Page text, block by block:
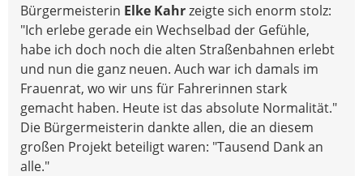
Bürgermeisterin Elke Kahrzeigte sich enorm stolz:
"Ich erlebe gerade ein Wechselbad der Gefühle,
habe ich doch noch die alten Straßenbahnen erlebt
und nun die ganz neuen. Auch war ich damals im
Frauenrat, wo wir uns für Fahrerinnen stark
gemacht haben. Heute ist das absolute Normalität."
Die Bürgermeisterin dankte allen, die an diesem
großen Projekt beteiligt waren: "Tausend Dank an
alle."